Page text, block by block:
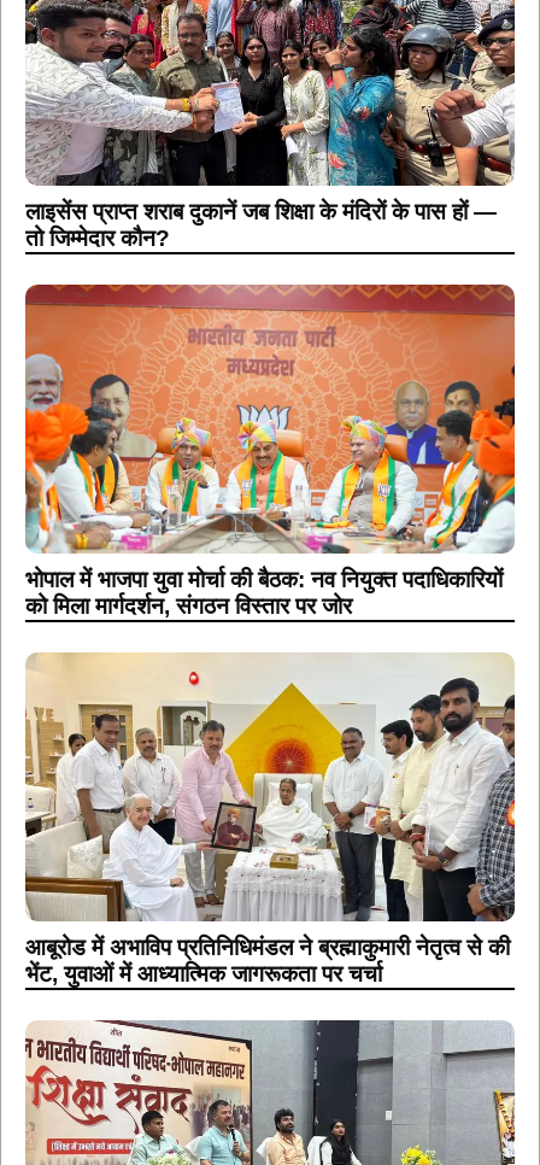
लाइसेंस प्राप्त शराब दुकानें जब शिक्षा के मंदिरों के पास हों —
तो जिम्मेदार कौन?
भोपाल में भाजपा युवा मोर्चा की बैठक: नव नियुक्त पदाधिकारियों
को मिला मार्गदर्शन, संगठन विस्तार पर जोर
आबूरोड में अभाविप प्रतिनिधिमंडल ने ब्रह्माकुमारी नेतृत्व से की
भेंट, युवाओं में आध्यात्मिक जागरूकता पर चर्चा